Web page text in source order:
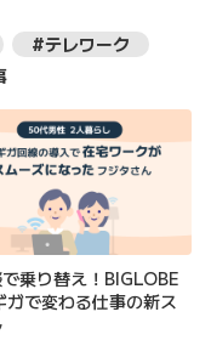
#テレワーク
乗り替え！BIGLOBE
ガで変わる仕事の新ス